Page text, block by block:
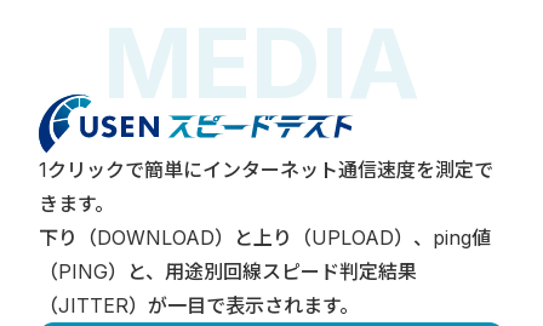
MEDIA
1クリックで簡単にインターネット通信速度を測定で
きます。
下り（DOWNLOAD）と上り（UPLOAD）、ping値
（PING）と、用途別回線スピード判定結果
（JITTER）が一目で表示されます。